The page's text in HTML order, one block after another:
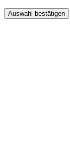
Auswahl bestätigen